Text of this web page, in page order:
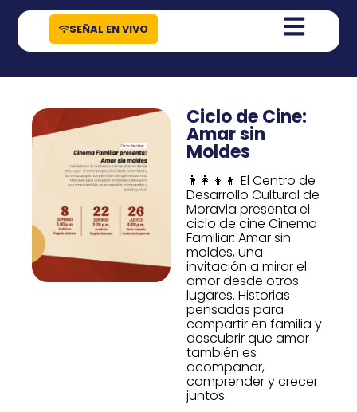
contenido
SEÑAL EN VIVO
Ciclo de Cine:
Amar sin
Moldes
👨‍👩‍👧‍👦 El Centro de
Desarrollo Cultural de
Moravia presenta el
ciclo de cine Cinema
Familiar: Amar sin
moldes, una
invitación a mirar el
amor desde otros
lugares. Historias
pensadas para
compartir en familia y
descubrir que amar
también es
acompañar,
comprender y crecer
juntos.